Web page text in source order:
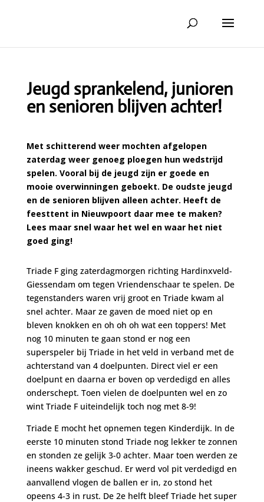
Jeugd sprankelend, junioren
en senioren blijven achter!
Met schitterend weer mochten afgelopen
zaterdag weer genoeg ploegen hun wedstrijd
spelen. Vooral bij de jeugd zijn er goede en
mooie overwinningen geboekt. De oudste jeugd
en de senioren blijven alleen achter. Heeft de
feesttent in Nieuwpoort daar mee te maken?
Lees maar snel waar het wel en waar het niet
goed ging!
Triade F ging zaterdagmorgen richting Hardinxveld-
Giessendam om tegen Vriendenschaar te spelen. De
tegenstanders waren vrij groot en Triade kwam al
snel achter. Maar ze gaven de moed niet op en
bleven knokken en oh oh oh wat een toppers! Met
nog 10 minuten te gaan stond er nog een
superspeler bij Triade in het veld in verband met de
achterstand van 4 doelpunten. Direct viel er een
doelpunt en daarna er boven op verdedigd en alles
onderschept. Toen vielen de doelpunten wel en zo
wint Triade F uiteindelijk toch nog met 8-9!
Triade E mocht het opnemen tegen Kinderdijk. In de
eerste 10 minuten stond Triade nog lekker te zonnen
en stonden ze gelijk 3-0 achter. Maar toen werden ze
ineens wakker geschud. Er werd vol pit verdedigd en
aanvallend vlogen de ballen er in, zo stond het
opeens 4-3 in rust. De 2e helft bleef Triade het super